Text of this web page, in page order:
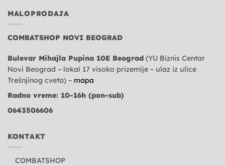
MALOPRODAJA
COMBATSHOP NOVI BEOGRAD
Bulevar Mihajla Pupina 10E Beograd (YU Biznis Centar
Novi Beograd – lokal 17 visoko prizemlje – ulaz iz ulice
Trešnjinog cveta) – mapa
Radno vreme: 10-16h (pon-sub)
0643506606
KONTAKT
COMBATSHOP